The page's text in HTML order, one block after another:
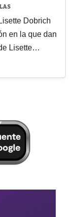
Dobrich
en la que dan
Lisette…